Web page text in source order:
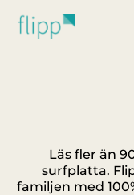
Läs fler än
surfplatta.
familjen med